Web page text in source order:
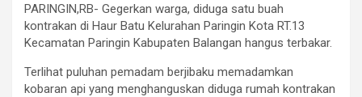
PARINGIN,RB- Gegerkan warga, diduga satu buah
kontrakan di Haur Batu Kelurahan Paringin Kota RT.13
Kecamatan Paringin Kabupaten Balangan hangus terbakar.
Terlihat puluhan pemadam berjibaku memadamkan
kobaran api yang menghanguskan diduga rumah kontrakan